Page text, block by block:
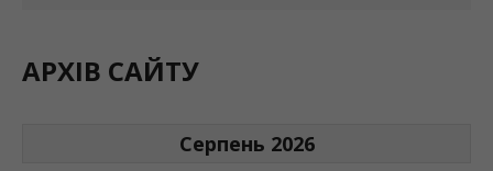
АРХІВ САЙТУ
Серпень 2026